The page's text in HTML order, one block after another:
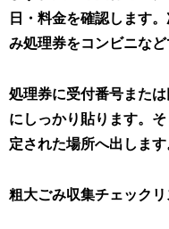
日・料金を確認します
み処理券をコンビニなど
処理券に受付番号また
にしっかり貼ります。
定された場所へ出しま
粗大ごみ収集チェックリ